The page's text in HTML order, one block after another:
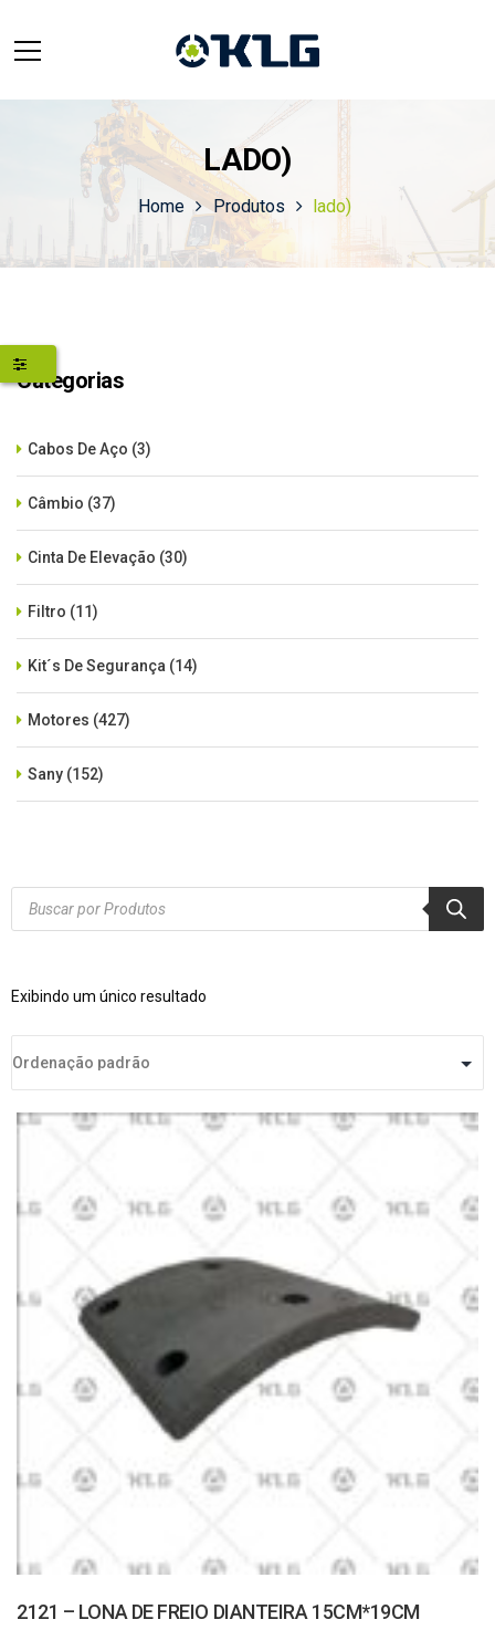
LADO)
Home Produtos lado)
Categorias
Cabos De Aço (3)
Câmbio (37)
Cinta De Elevação (30)
Filtro (11)
Kit´s De Segurança (14)
Motores (427)
Sany (152)
Zoomlion(84)
Products
search
Exibindo um único resultado
2121 – LONA DE FREIO DIANTEIRA 15CM*19CM